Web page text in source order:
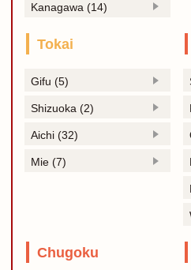
Kanagawa (14)
Tokai
Gifu (5)
Shizuoka (2)
Aichi (32)
Mie (7)
Chugoku